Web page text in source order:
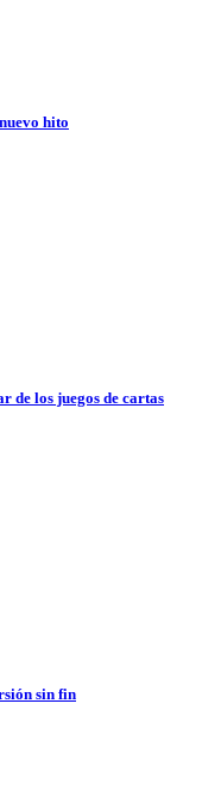
hito
de los juegos de cartas
sin fin